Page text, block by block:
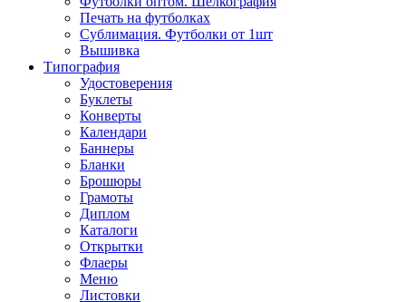
Печать на футболках
Сублимация. Футболки от 1шт
Вышивка
Типография
Удостоверения
Буклеты
Конверты
Календари
Баннеры
Бланки
Брошюры
Грамоты
Диплом
Каталоги
Открытки
Флаеры
Меню
Листовки